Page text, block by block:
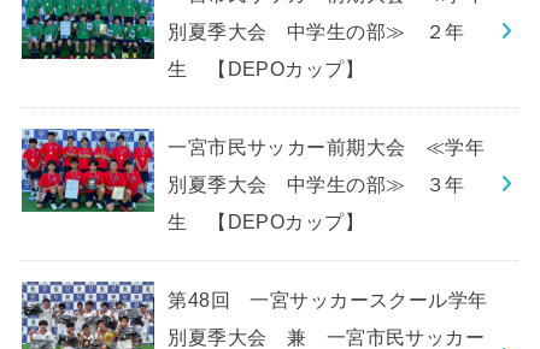
別夏季大会 中学生の部≫ ２年
生 【DEPOカップ】
一宮市民サッカー前期大会 ≪学年
別夏季大会 中学生の部≫ ３年
生 【DEPOカップ】
第48回 一宮サッカースクール学年
別夏季大会 兼 一宮市民サッカー